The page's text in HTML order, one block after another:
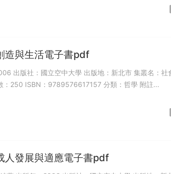
造與生活電子書pdf
系叢書 格式：PDF,JPG 頁數：250 ISBN：9789576617157 分類：哲學 附註...
人發展與適應電子書pdf